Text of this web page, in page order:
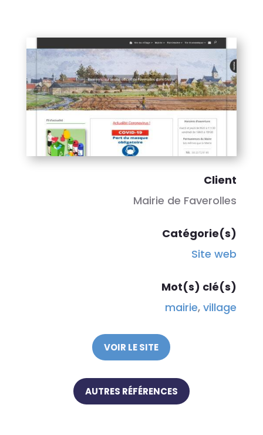
Client
Mairie de Faverolles
Catégorie(s)
Site web
Mot(s) clé(s)
mairie,village
VOIR LE SITE
AUTRES RÉFÉRENCES